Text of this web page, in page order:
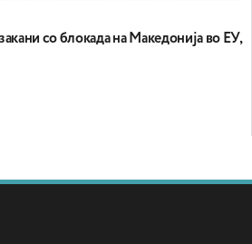
со блокада на Македонија во ЕУ,